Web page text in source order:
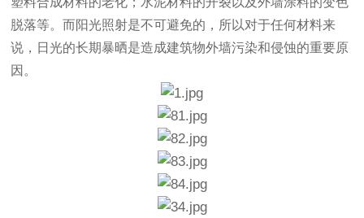
脱落等。而阳光照射是不可避免的，所以对于任何材料来
说，日光的长期暴晒是造成建筑物外墙污染和侵蚀的重要原
因。